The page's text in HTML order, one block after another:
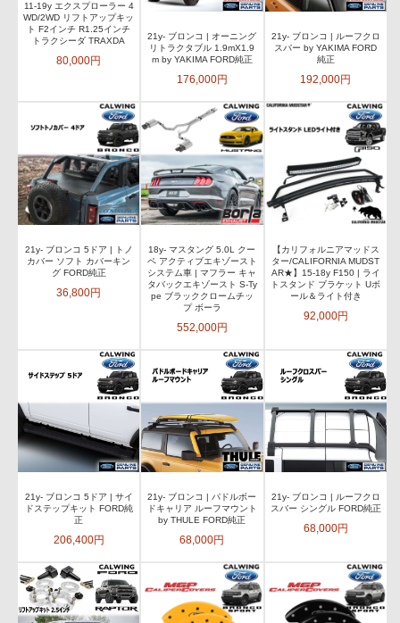
11-19y エクスプローラー 4
WD/2WD リフトアップキッ
ト F2インチ R1.25インチ
トラクシーダ TRAXDA
80,000円
21y- ブロンコ | オーニング
リトラクタブル 1.9mX1.9
m by YAKIMA FORD純正
176,000円
21y- ブロンコ | ルーフクロ
スバー by YAKIMA FORD
純正
192,000円
21y- ブロンコ 5ドア | トノ
カバー ソフト カバーキン
グ FORD純正
36,800円
18y- マスタング 5.0L クー
ペ アクティブエキゾースト
システム車 | マフラー キャ
タバックエキゾースト S-Ty
pe ブラッククロームチッ
プ ボーラ
552,000円
【カリフォルニアマッドス
ター/CALIFORNIA MUDST
AR★】15-18y F150 | ライ
トスタンド ブラケット Uボ
ール＆ライト付き
92,000円
21y- ブロンコ 5ドア | サイ
ドステップキット FORD純
正
206,400円
21y- ブロンコ | パドルボー
ドキャリア ルーフマウント
by THULE FORD純正
68,000円
21y- ブロンコ | ルーフクロ
スバー シングル FORD純正
68,000円